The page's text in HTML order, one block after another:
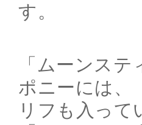
す。
「ムーンス
ポニーには、
リフも入って